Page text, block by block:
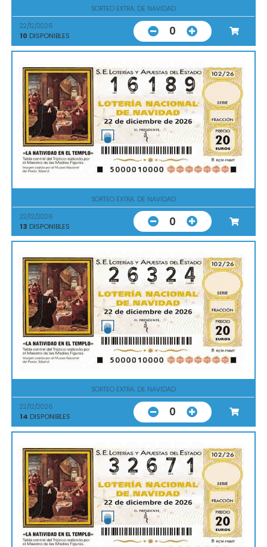
SORTEO EXTRA. DE NAVIDAD
22/12/2026
10 DISPONIBLES 0
SORTEO EXTRA. DE NAVIDAD
22/12/2026
13 DISPONIBLES 0
SORTEO EXTRA. DE NAVIDAD
22/12/2026
14 DISPONIBLES 0